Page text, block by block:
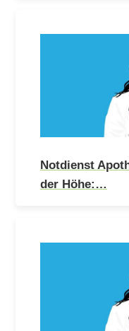
Notdienst
der Höhe:…